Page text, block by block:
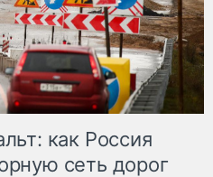
как Россия
сеть дорог